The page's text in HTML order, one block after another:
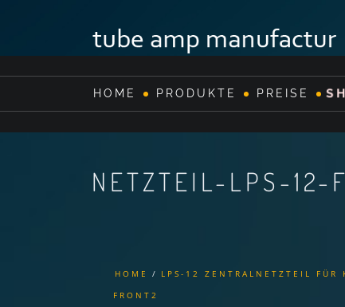
HOME PRODUKTE PREISE
NETZTEIL-LPS-12-
HOME LPS-12 ZENTRALNETZTEIL FÜR
FRONT2